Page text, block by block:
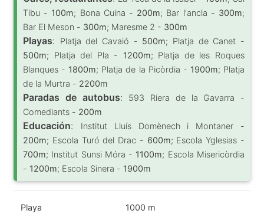
Tibu - 100m; Bona Cuina - 200m; Bar l'ancla - 300m;
Bar El Meson - 300m; Maresme 2 - 300m
Playas: Platja del Cavaió - 500m; Platja de Canet -
500m; Platja del Pla - 1200m; Platja de les Roques
Blanques - 1800m; Platja de la Picòrdia - 1900m; Platja
de la Murtra - 2200m
Paradas de autobus:
593 Riera de la Gavarra -
Comediants - 200m
Educación:
Institut Lluís Domènech i Montaner -
200m; Escola Turó del Drac - 600m; Escola Yglesias -
700m; Institut Sunsi Móra - 1100m; Escola Misericòrdia
- 1200m; Escola Sinera - 1900m
Playa 1000 m